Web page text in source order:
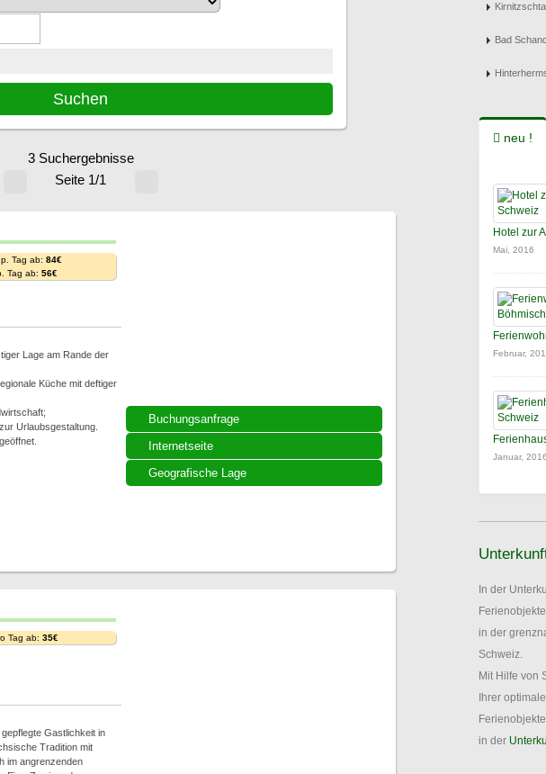
3 Suchergebnisse
Seite 1/1
Buchungsanfrage
Internetseite
Geografische Lage
Tag ab: 84€
Tag ab: 56€
Lage am Rande der
Küche mit deftiger
Urlaubsgestaltung.
Tag ab: 35€
Gastlichkeit in
Tradition mit
im angrenzenden
Bad
neu !
Hotel zur
Mai, 2016
Februar,
Januar, 2016
In der
in der
Schweiz.
Mit Hilfe von
Ihrer
in der